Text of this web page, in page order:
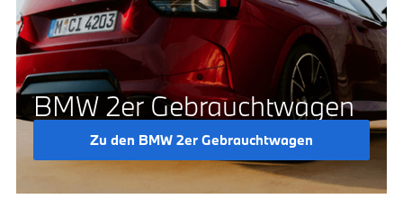
BMW 2er Gebrauchtwagen
Zu den BMW 2er Gebrauchtwagen